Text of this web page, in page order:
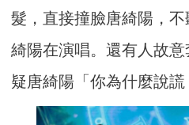
髮，直接撞臉唐綺陽，
綺陽在演唱。還有人故
疑唐綺陽「你為什麼說謊